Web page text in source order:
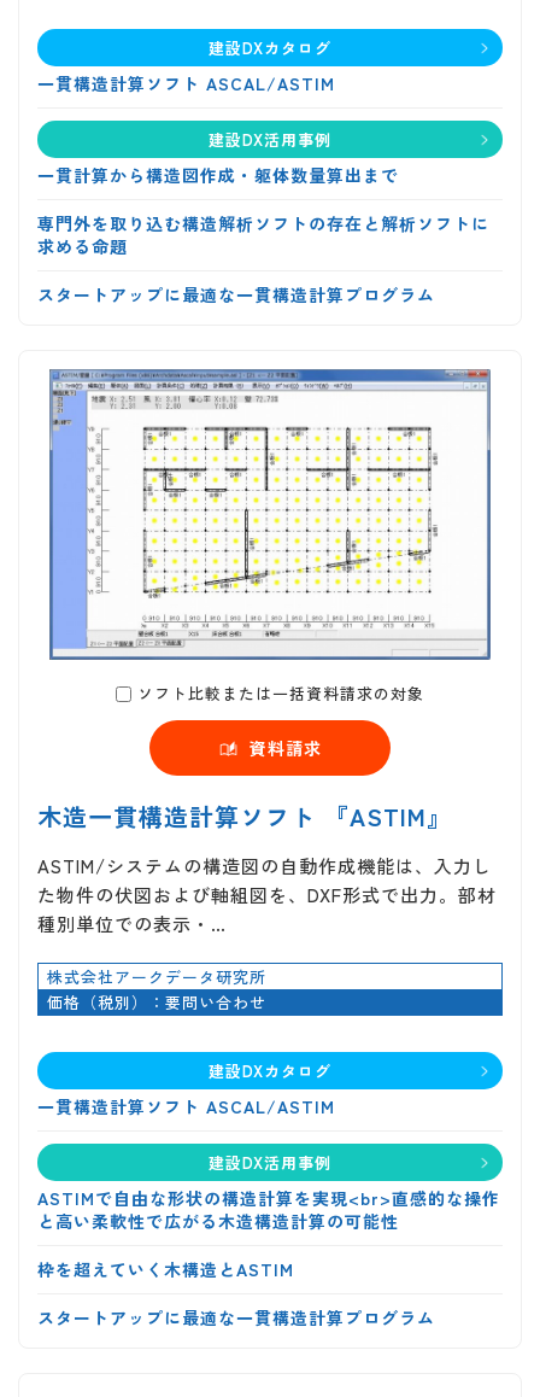
建設DXカタログ
一貫構造計算ソフト ASCAL/ASTIM
建設DX活用事例
一貫計算から構造図作成・躯体数量算出まで
専門外を取り込む構造解析ソフトの存在と解析ソフトに
求める命題
スタートアップに最適な一貫構造計算プログラム
ソフト比較または一括資料請求の対象
資料請求
木造一貫構造計算ソフト 『ASTIM』
ASTIM/システムの構造図の自動作成機能は、入力し
た物件の伏図および軸組図を、DXF形式で出力。部材
種別単位での表示・…
株式会社アークデータ研究所
価格（税別）：要問い合わせ
建設DXカタログ
一貫構造計算ソフト ASCAL/ASTIM
建設DX活用事例
ASTIMで自由な形状の構造計算を実現<br>直感的な操作
と高い柔軟性で広がる木造構造計算の可能性
枠を超えていく木構造とASTIM
スタートアップに最適な一貫構造計算プログラム